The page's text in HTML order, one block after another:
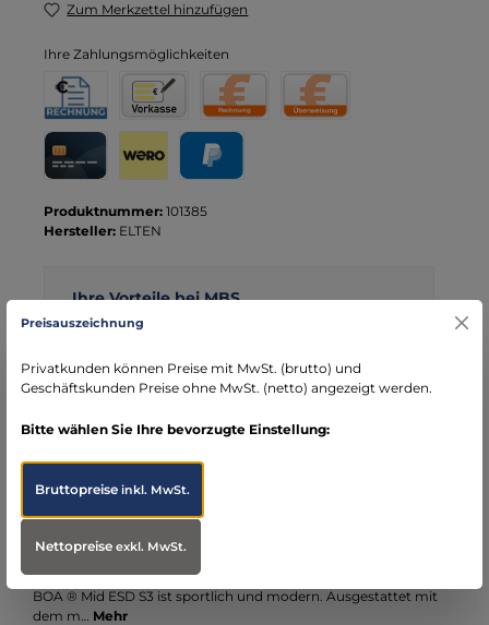
Zum Merkzettel hinzufügen
Ihre Zahlungsmöglichkeiten
Rechnung
Rechnung für Behörden
Vorkasse
Produktnummer: 101385
Hersteller: ELTEN
Ihre Vorteile bei MBS
Kostenloser Versand ab € 119,- Bestellwert (nur
schneller Versand mit DHL
seit über 15 Jahren kompetenter Partner im
Beschreibung
Volle Kraft voraus Der robuste Sicherheitsstiefel LAURENZO
BOA ® Mid ESD S3 ist sportlich und modern. Ausgestattet mit
dem m… Mehr
Preisauszeichnung
Privatkunden können Preise mit MwSt. (brutto) und
Geschäftskunden Preise ohne MwSt. (netto) angezeigt werden.
Bitte wählen Sie Ihre bevorzugte Einstellung:
Bruttopreiseinkl. MwSt.
Nettopreiseexkl. MwSt.